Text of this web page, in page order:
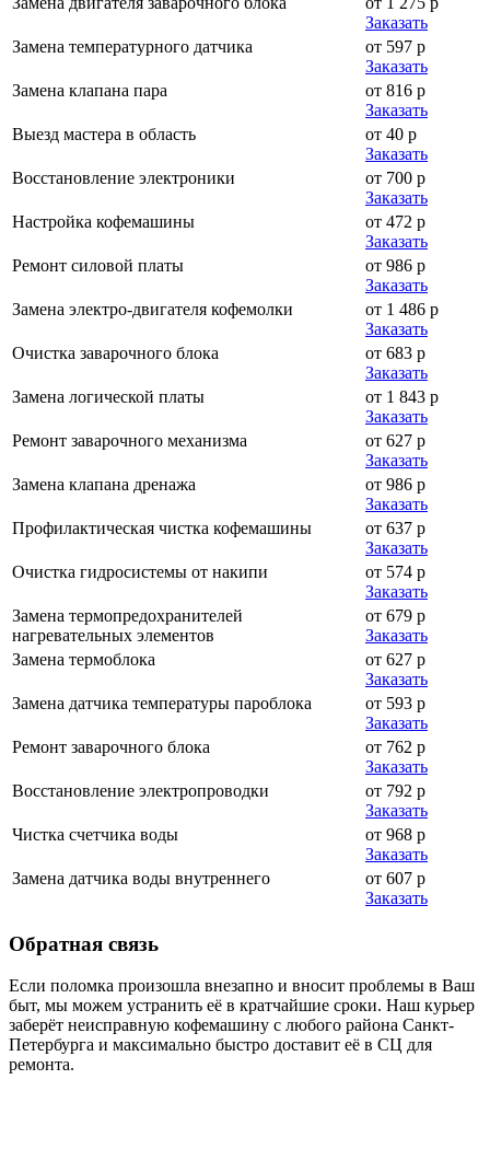
Заказать
Замена температурного датчика
от 597 р
Заказать
Замена клапана пара
от 816 р
Заказать
Выезд мастера в область
от 40 р
Заказать
Восстановление электроники
от 700 р
Заказать
Настройка кофемашины
от 472 р
Заказать
Ремонт силовой платы
от 986 р
Заказать
Замена электро-двигателя кофемолки
от 1 486 р
Заказать
Очистка заварочного блока
от 683 р
Заказать
Замена логической платы
от 1 843 р
Заказать
Ремонт заварочного механизма
от 627 р
Заказать
Замена клапана дренажа
от 986 р
Заказать
Профилактическая чистка кофемашины
от 637 р
Заказать
Очистка гидросистемы от накипи
от 574 р
Заказать
Замена термопредохранителей
нагревательных элементов
от 679 р
Заказать
Замена термоблока
от 627 р
Заказать
Замена датчика температуры пароблока
от 593 р
Заказать
Ремонт заварочного блока
от 762 р
Заказать
Восстановление электропроводки
от 792 р
Заказать
Чистка счетчика воды
от 968 р
Заказать
Замена датчика воды внутреннего
от 607 р
Заказать
Обратная связь
Если поломка произошла внезапно и вносит проблемы в Ваш
быт, мы можем устранить её в кратчайшие сроки. Наш курьер
заберёт неисправную кофемашину с любого района Санкт-
Петербурга и максимально быстро доставит её в СЦ для
ремонта.